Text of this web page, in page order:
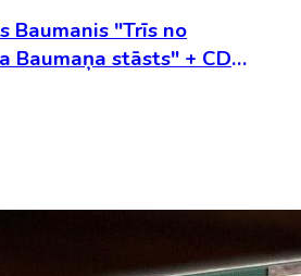
Baumanis "Trīs no
Baumaņa stāsts" + CD